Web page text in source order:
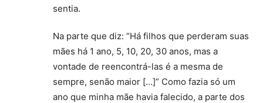
sentia.
Na parte que diz: “Há filhos que perderam suas
mães há 1 ano, 5, 10, 20, 30 anos, mas a
vontade de reencontrá-las é a mesma de
sempre, senão maior […]” Como fazia só um
ano que minha mãe havia falecido, a parte dos